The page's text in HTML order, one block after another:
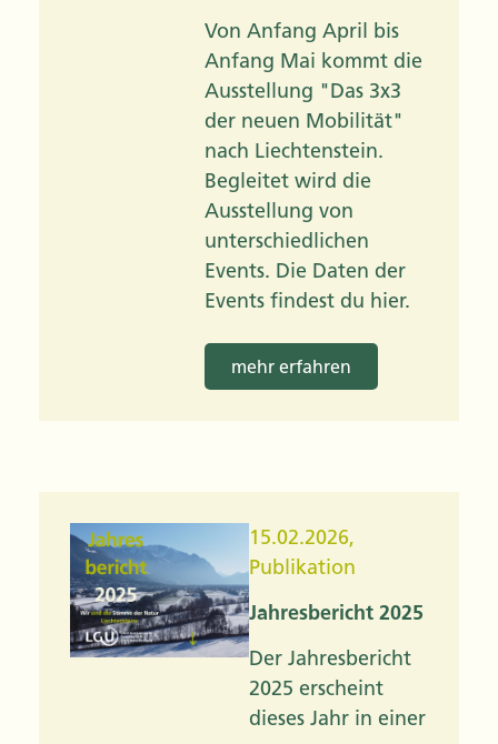
Von Anfang April bis
Anfang Mai kommt die
Ausstellung "Das 3x3
der neuen Mobilität"
nach Liechtenstein.
Begleitet wird die
Ausstellung von
unterschiedlichen
Events. Die Daten der
Events findest du hier.
mehr erfahren
15.02.2026,
Publikation
Jahresbericht 2025
Der Jahresbericht
2025 erscheint
dieses Jahr in einer